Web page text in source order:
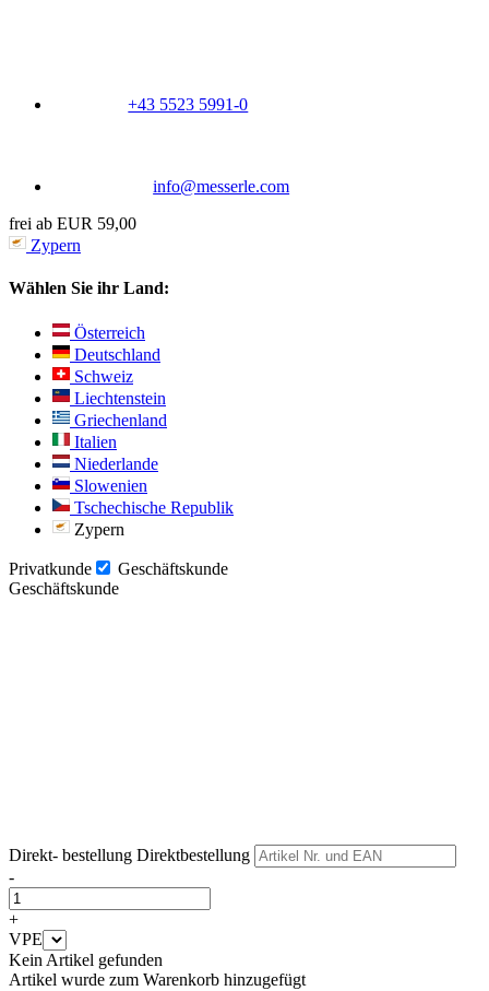
+43 5523 5991-0
info@messerle.com
frei ab EUR 59,00
Zypern
Wählen Sie ihr Land:
Österreich
Deutschland
Schweiz
Liechtenstein
Griechenland
Italien
Niederlande
Slowenien
Tschechische Republik
Zypern
Privatkunde
Geschäftskunde
Geschäftskunde
Direkt- bestellung Direktbestellung
-
+
VPE
Kein Artikel gefunden
Artikel wurde zum Warenkorb hinzugefügt